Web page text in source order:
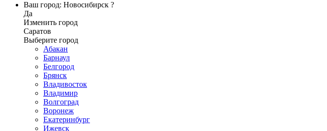
Ваш город: Новосибирск ?
Да
Изменить город
Саратов
Выберите город
Абакан
Барнаул
Белгород
Брянск
Владивосток
Владимир
Волгоград
Воронеж
Екатеринбург
Ижевск